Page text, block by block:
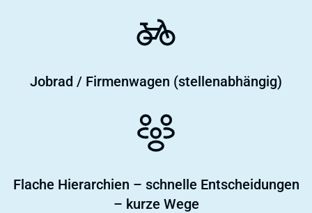
Jobrad / Firmenwagen (stellenabhängig)
Flache Hierarchien – schnelle Entscheidungen
– kurze Wege